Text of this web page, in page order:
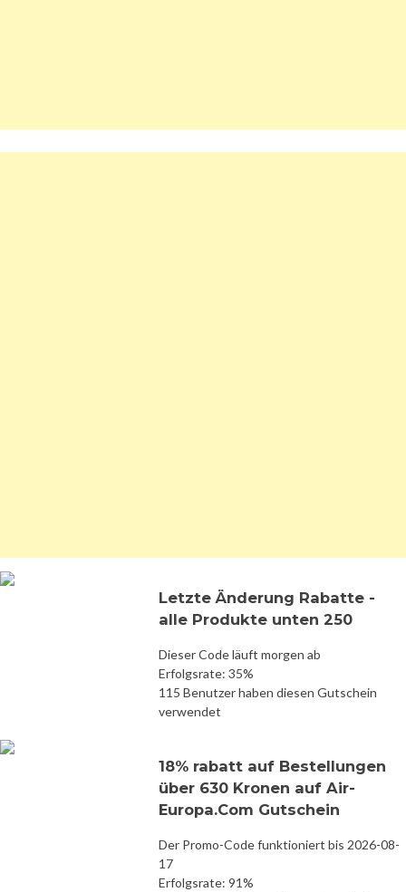
Letzte Änderung Rabatte -
alle Produkte unten 250
Dieser Code läuft morgen ab
Erfolgsrate: 35%
115 Benutzer haben diesen Gutschein
verwendet
18% rabatt auf Bestellungen
über 630 Kronen auf Air-
Europa.Com Gutschein
Der Promo-Code funktioniert bis 2026-08-
17
Erfolgsrate: 91%